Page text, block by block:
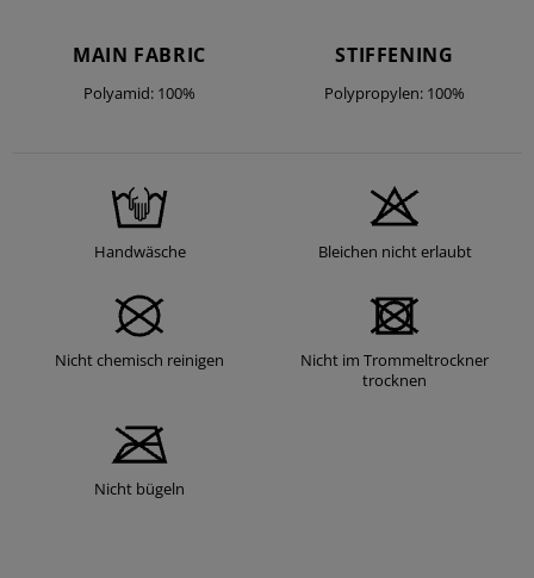
MAIN FABRIC
Polyamid: 100%
STIFFENING
Polypropylen: 100%
Handwäsche Bleichen nicht erlaubt
Nicht chemisch reinigen
Nicht im Trommeltrockner
trocknen
Nicht bügeln